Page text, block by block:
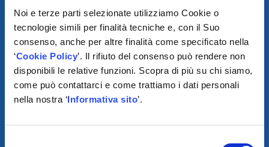
Noi e terze parti selezionate utilizziamo Cookie o
tecnologie simili per finalità tecniche e, con il Suo
consenso, anche per altre finalità come specificato nella
‘Cookie Policy’. Il rifiuto del consenso può rendere non
disponibili le relative funzioni. Scopra di più su chi siamo,
come può contattarci e come trattiamo i dati personali
nella nostra ‘Informativa sito’.
DI TELEASSISTENZA